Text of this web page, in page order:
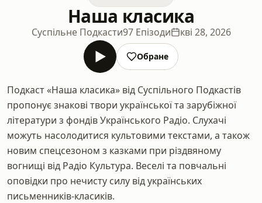
Наша класика
Суспільне Подкасти97 Епізоди кві 28, 2026
Обране
Подкаст «Наша класика» від Суспільного Подкастів
пропонує знакові твори української та зарубіжної
літератури з фондів Українського Радіо. Слухачі
можуть насолодитися культовими текстами, а також
новим спецсезоном з казками при різдвяному
вогнищі від Радіо Культура. Веселі та повчальні
оповідки про нечисту силу від українських
письменників-класиків.